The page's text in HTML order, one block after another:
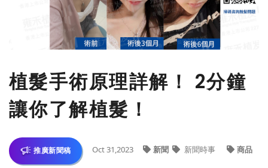
植髮手術原理詳解！ 2分鐘
讓你了解植髮！
推廣新聞稿 Oct 31,2023 新聞 新聞時事 商品